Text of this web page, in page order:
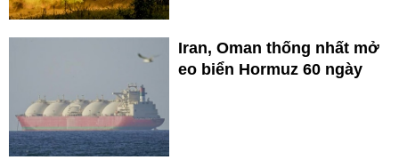
Iran, Oman thống nhất mở
eo biển Hormuz 60 ngày